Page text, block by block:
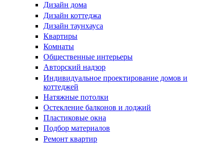
Дизайн дома
Дизайн коттеджа
Дизайн таунхауса
Квартиры
Комнаты
Общественные интерьеры
Авторский надзор
Индивидуальное проектирование домов и
коттеджей
Натяжные потолки
Остекление балконов и лоджий
Пластиковые окна
Подбор материалов
Ремонт квартир